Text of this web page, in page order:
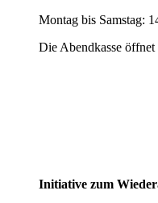
Montag bis Samstag:
Die Abendkasse
Initiative zum